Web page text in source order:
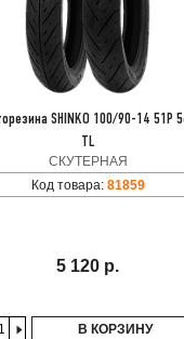
SHINKO 100/90-14 51P
TL
СКУТЕРНАЯ
Код товара: 81859
5 120 р.
В КОРЗИНУ